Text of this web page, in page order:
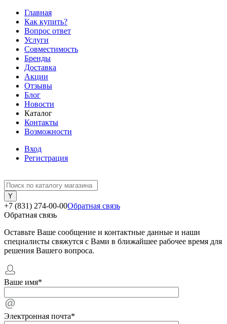
Главная
Как купить?
Вопрос ответ
Услуги
Совместимость
Бренды
Доставка
Акции
Отзывы
Блог
Новости
Каталог
Контакты
Возможности
Вход
Регистрация
+7 (831) 274-00-00Обратная связь
Обратная связь
Оставьте Ваше сообщение и контактные данные и наши
специалисты свяжутся с Вами в ближайшее рабочее время для
решения Вашего вопроса.
Ваше имя*
Электронная почта*